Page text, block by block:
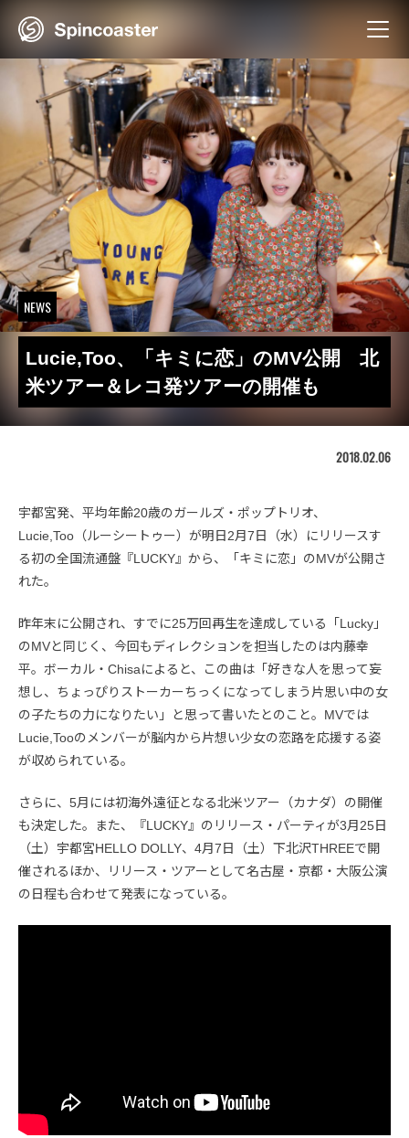
NEWS
Lucie,Too、「キミに恋」のMV公開 北
米ツアー＆レコ発ツアーの開催も
2018.02.06
宇都宮発、平均年齢20歳のガールズ・ポップトリオ、
Lucie,Too（ルーシートゥー）が明日2月7日（水）にリリースす
る初の全国流通盤『LUCKY』から、「キミに恋」のMVが公開さ
れた。
昨年末に公開され、すでに25万回再生を達成している「Lucky」
のMVと同じく、今回もディレクションを担当したのは内藤幸
平。ボーカル・Chisaによると、この曲は「好きな人を思って妄
想し、ちょっぴりストーカーちっくになってしまう片思い中の女
の子たちの力になりたい」と思って書いたとのこと。MVでは
Lucie,Tooのメンバーが脳内から片想い少女の恋路を応援する姿
が収められている。
さらに、5月には初海外遠征となる北米ツアー（カナダ）の開催
も決定した。また、『LUCKY』のリリース・パーティが3月25日
（土）宇都宮HELLO DOLLY、4月7日（土）下北沢THREEで開
催されるほか、リリース・ツアーとして名古屋・京都・大阪公演
の日程も合わせて発表になっている。